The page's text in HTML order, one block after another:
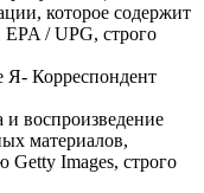
которое содержит
/ UPG, строго
Я- Корреспондент
воспроизведение
материалов,
Getty Images, строго